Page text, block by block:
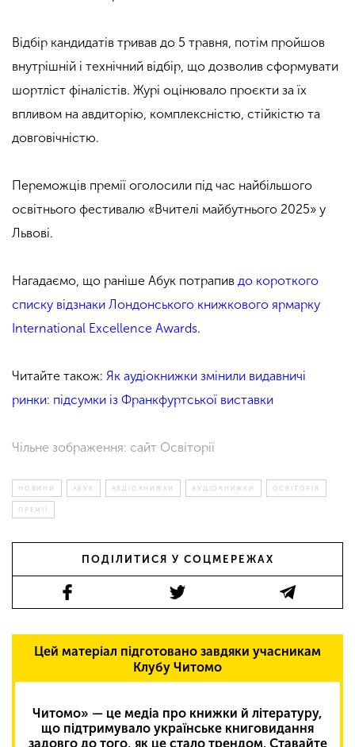
Відбір кандидатів тривав до 5 травня, потім пройшов
внутрішній і технічний відбір, що дозволив сформувати
шортліст фіналістів. Журі оцінювало проєкти за їх
впливом на авдиторію, комплексністю, стійкістю та
довговічністю.
Переможців премії оголосили під час найбільшого
освітнього фестивалю «Вчителі майбутнього 2025» у
Львові.
Нагадаємо, що раніше Абук потрапив до короткого
списку відзнаки Лондонського книжкового ярмарку
International Excellence Awards.
Читайте також: Як аудіокнижки змінили видавничі
ринки: підсумки із Франкфуртської виставки
Чільне зображення: сайт Освіторії
НОВИНИ АБУК АВДІОКНИЖКИ АУДІОКНИЖКИ ОСВІТОРІЯ
ПРЕМІЇ
ПОДІЛИТИСЯ У СОЦМЕРЕЖАХ
Цей матеріал підготовано завдяки учасникам
Клубу Читомо
Читомо» — це медіа про книжки й літературу,
що підтримувало українське книговидання
задовго до того, як це стало трендом. Ставайте